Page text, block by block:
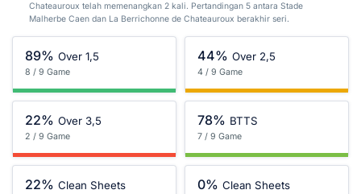
Chateauroux telah memenangkan 2 kali. Pertandingan 5 antara Stade
Malherbe Caen dan La Berrichonne de Chateauroux berakhir seri.
89% Over 1,5
8 / 9 Game
44% Over 2,5
4 / 9 Game
22% Over 3,5
2 / 9 Game
78% BTTS
7 / 9 Game
22% Clean Sheets 0% Clean Sheets